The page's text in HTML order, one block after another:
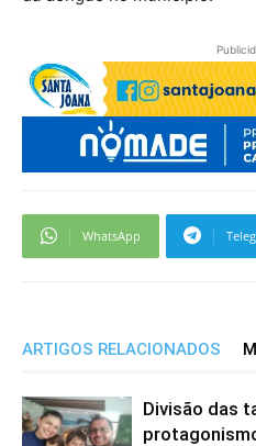
WhatsApp
ARTIGOS RELACIONADOS
Divisão das